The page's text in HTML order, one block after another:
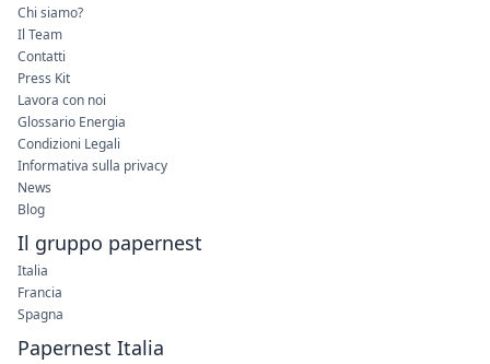
Chi siamo?
Il Team
Contatti
Press Kit
Lavora con noi
Glossario Energia
Condizioni Legali
Informativa sulla privacy
News
Blog
Il gruppo papernest
Italia
Francia
Spagna
Papernest Italia